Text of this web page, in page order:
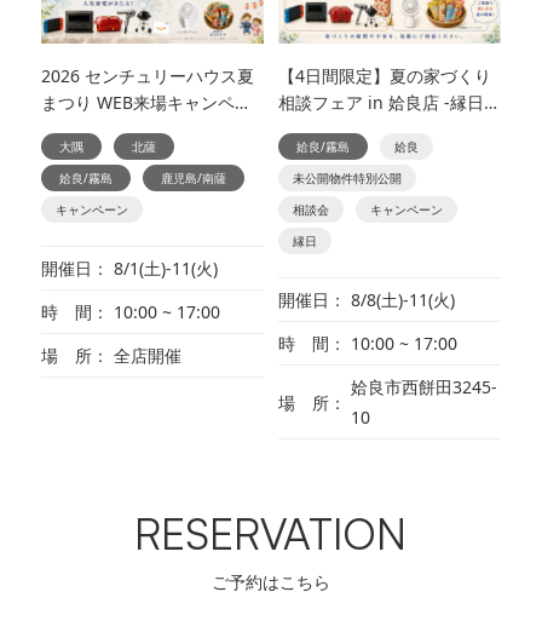
2026 センチュリーハウス夏
まつり WEB来場キャンペー
ン
大隅
北薩
姶良/霧島
鹿児島/南薩
キャンペーン
開催日
8/1(土)-11(火)
時 間
10:00 ~ 17:00
場 所
全店開催
【4日間限定】夏の家づくり
相談フェア in 姶良店 -縁日も
楽しめる♪ 夏フェア同時開
催！-姶良/霧島
姶良
未公開物件特別公開
相談会
キャンペーン
縁日
開催日
8/8(土)-11(火)
時 間
10:00 ~ 17:00
場 所
姶良市西餅田3245-
10
RESERVATION
ご予約はこちら